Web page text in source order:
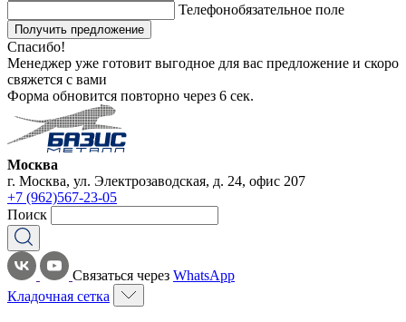
Телефонобязательное поле
Получить предложение
Спасибо!
Менеджер уже готовит выгодное для вас предложение и скоро
свяжется с вами
Форма обновится повторно через 6 сек.
Москва
г. Москва, ул. Электрозаводская, д. 24, офис 207
+7 (962)567-23-05
Поиск
Связаться через WhatsApp
Кладочная сетка